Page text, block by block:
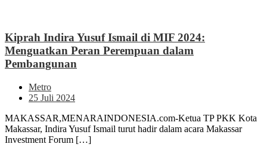
Kiprah Indira Yusuf Ismail di MIF 2024:
Menguatkan Peran Perempuan dalam
Pembangunan
Metro
25 Juli 2024
MAKASSAR,MENARAINDONESIA.com-Ketua TP PKK Kota
Makassar, Indira Yusuf Ismail turut hadir dalam acara Makassar
Investment Forum […]